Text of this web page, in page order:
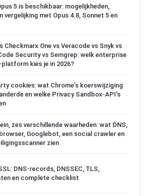
5 is beschikbaar: mogelijkheden,
vergelijking met Opus 4.8, Sonnet 5 en
Checkmarx One vs Veracode vs Snyk vs
Security vs Semgrep: welk enterprise
kies je in 2026?
cookies: wat Chrome’s koerswijziging
en welke Privacy Sandbox-API’s
zes verschillende waarheden: wat DNS,
Googlebot, een social crawler en
zien
DNS-records, DNSSEC, TLS,
en complete checklist